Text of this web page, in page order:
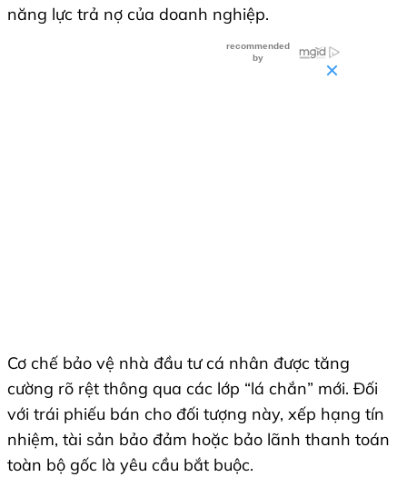
năng lực trả nợ của doanh nghiệp.
Cơ chế bảo vệ nhà đầu tư cá nhân được tăng
cường rõ rệt thông qua các lớp “lá chắn” mới. Đối
với trái phiếu bán cho đối tượng này, xếp hạng tín
nhiệm, tài sản bảo đảm hoặc bảo lãnh thanh toán
toàn bộ gốc là yêu cầu bắt buộc.